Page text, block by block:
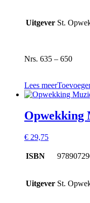
Uitgever St.
Nrs. 635 – 650
Lees meer
Opwekking
€ 29,75
ISBN
Uitgever St.